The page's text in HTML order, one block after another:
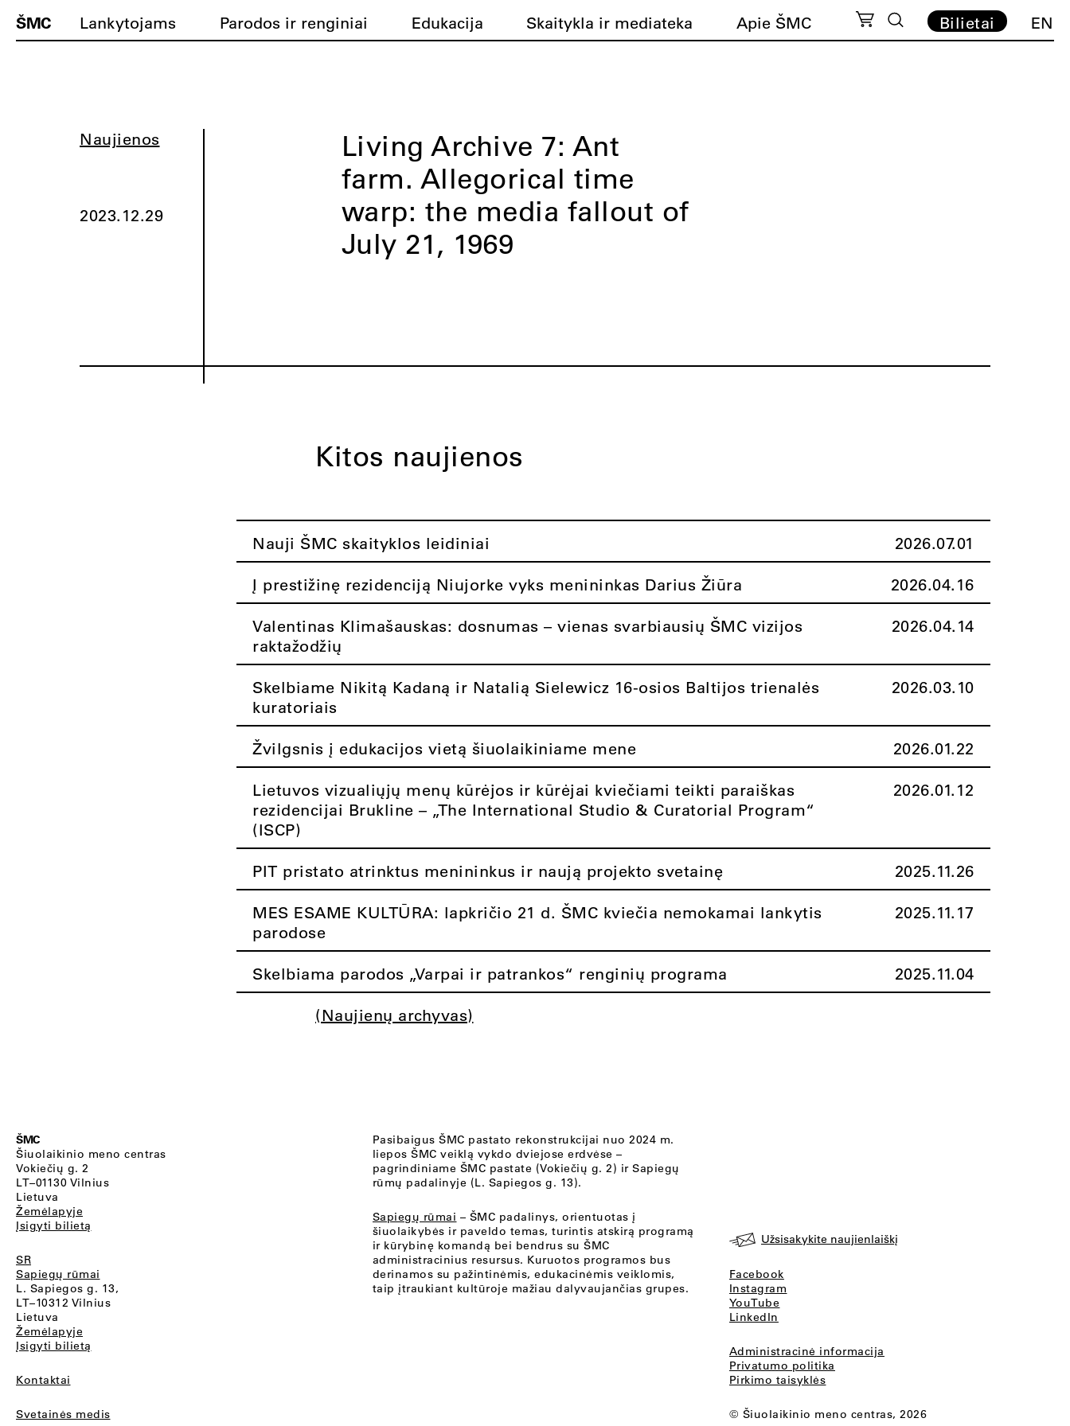
ŠMC Lankytojams Parodos ir renginiai Edukacija Skaitykla ir mediateka Apie ŠMC Bilietai EN
Naujienos
2023.12.29
Living Archive 7: Ant
farm. Allegorical time
warp: the media fallout of
July 21, 1969
Kitos naujienos
Nauji ŠMC skaityklos leidiniai 2026.07.01
Į prestižinę rezidenciją Niujorke vyks menininkas Darius Žiūra 2026.04.16
Valentinas Klimašauskas: dosnumas – vienas svarbiausių ŠMC vizijos
raktažodžių
2026.04.14
Skelbiame Nikitą Kadaną ir Natalią Sielewicz 16-osios Baltijos trienalės
kuratoriais
2026.03.10
Žvilgsnis į edukacijos vietą šiuolaikiniame mene 2026.01.22
Lietuvos vizualiųjų menų kūrėjos ir kūrėjai kviečiami teikti paraiškas
rezidencijai Brukline – „The International Studio & Curatorial Program“
(ISCP)
2026.01.12
PIT pristato atrinktus menininkus ir naują projekto svetainę 2025.11.26
MES ESAME KULTŪRA: lapkričio 21 d. ŠMC kviečia nemokamai lankytis
parodose
2025.11.17
Skelbiama parodos „Varpai ir patrankos“ renginių programa 2025.11.04
(Naujienų archyvas)
ŠMC
Šiuolaikinio meno centras
Vokiečių g. 2
LT–01130 Vilnius
Lietuva
Žemėlapyje
Įsigyti bilietą
SR
Sapiegų rūmai
L. Sapiegos g. 13,
LT–10312 Vilnius
Lietuva
Žemėlapyje
Įsigyti bilietą
Kontaktai
Svetainės medis
Pasibaigus ŠMC pastato rekonstrukcijai nuo 2024 m.
liepos ŠMC veiklą vykdo dviejose erdvėse –
pagrindiniame ŠMC pastate (Vokiečių g. 2) ir Sapiegų
rūmų padalinyje (L. Sapiegos g. 13).
Sapiegų rūmai – ŠMC padalinys, orientuotas į
šiuolaikybės ir paveldo temas, turintis atskirą programą
ir kūrybinę komandą bei bendrus su ŠMC
administracinius resursus. Kuruotos programos bus
derinamos su pažintinėmis, edukacinėmis veiklomis,
taip įtraukiant kultūroje mažiau dalyvaujančias grupes.
Užsisakykite naujienlaiškį
Facebook
Instagram
YouTube
LinkedIn
Administracinė informacija
Privatumo politika
Pirkimo taisyklės
© Šiuolaikinio meno centras, 2026